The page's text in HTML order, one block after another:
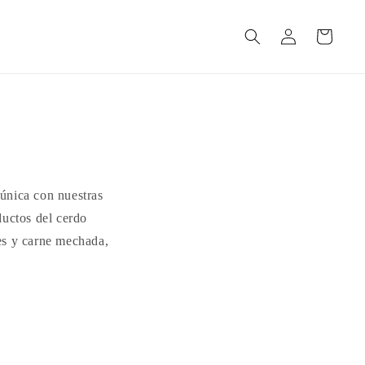
Iniciar
sesión
Carrito
con nuestras
del cerdo
y carne mechada,